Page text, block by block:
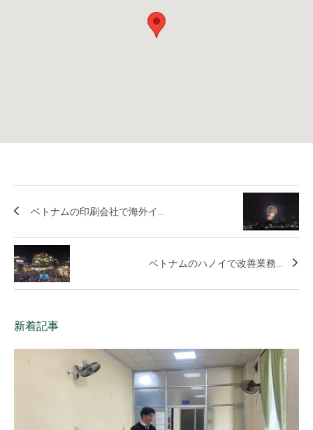
ベトナムの印刷会社で海外イ...
ベトナムのハノイで改善業務...
新着記事